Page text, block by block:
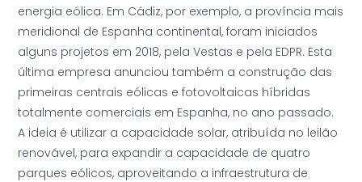
energia eólica. Em Cádiz, por exemplo, a província mais
meridional de Espanha continental, foram iniciados
alguns projetos em 2018, pela Vestas e pela EDPR. Esta
última empresa anunciou também a construção das
primeiras centrais eólicas e fotovoltaicas híbridas
totalmente comerciais em Espanha, no ano passado.
A ideia é utilizar a capacidade solar, atribuída no leilão
renovável, para expandir a capacidade de quatro
parques eólicos, aproveitando a infraestrutura de